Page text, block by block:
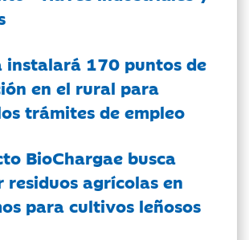
instalará 170 puntos de
en el rural para
trámites de empleo
BioChargae busca
agrícolas en
para cultivos leñosos